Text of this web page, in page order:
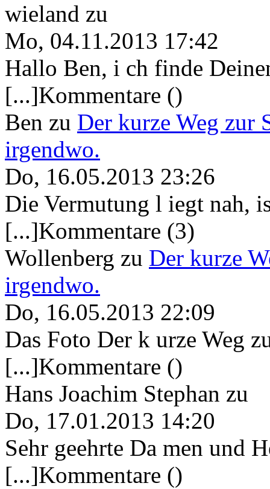
wieland zu
Mo, 04.11.2013 17:42
Hallo Ben, i ch finde
[...]Kommentare ()
Ben zu Der kurze Weg zur
irgendwo.
Do, 16.05.2013 23:26
Die Vermutung l iegt nah,
[...]Kommentare (3)
Wollenberg zu Der kurze
irgendwo.
Do, 16.05.2013 22:09
Das Foto Der k urze Weg
[...]Kommentare ()
Hans Joachim Stephan zu
Do, 17.01.2013 14:20
Sehr geehrte Da men und
[...]Kommentare ()